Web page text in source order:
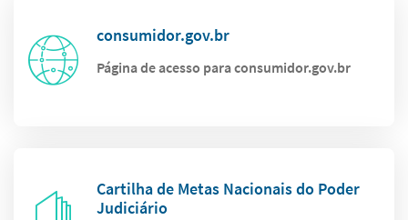
consumidor.gov.br
Página de acesso para consumidor.gov.br
Cartilha de Metas Nacionais do Poder
Judiciário